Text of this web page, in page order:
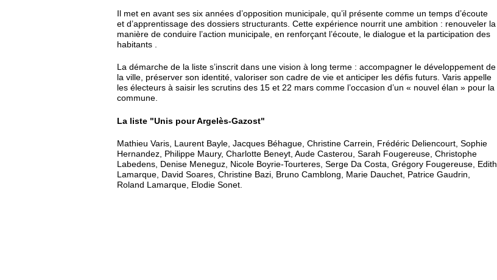
Il met en avant ses six années d’opposition municipale, qu’il présente comme un temps d’écoute
et d’apprentissage des dossiers structurants. Cette expérience nourrit une ambition : renouveler la
manière de conduire l’action municipale, en renforçant l’écoute, le dialogue et la participation des
habitants .
La démarche de la liste s’inscrit dans une vision à long terme : accompagner le développement de
la ville, préserver son identité, valoriser son cadre de vie et anticiper les défis futurs. Varis appelle
les électeurs à saisir les scrutins des 15 et 22 mars comme l’occasion d’un « nouvel élan » pour la
commune.
La liste "Unis pour Argelès-Gazost"
Mathieu Varis, Laurent Bayle, Jacques Béhague, Christine Carrein, Frédéric Deliencourt, Sophie
Hernandez, Philippe Maury, Charlotte Beneyt, Aude Casterou, Sarah Fougereuse, Christophe
Labedens, Denise Meneguz, Nicole Boyrie-Tourteres, Serge Da Costa, Grégory Fougereuse, Edith
Lamarque, David Soares, Christine Bazi, Bruno Camblong, Marie Dauchet, Patrice Gaudrin,
Roland Lamarque, Elodie Sonet.